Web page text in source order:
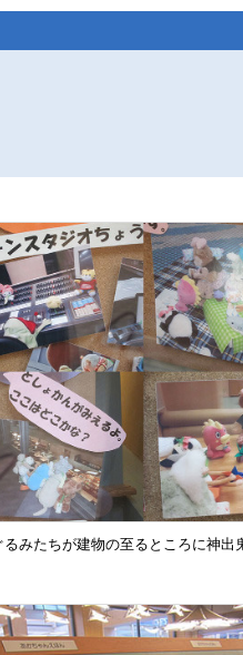
るみたちが建物の至るところに神出